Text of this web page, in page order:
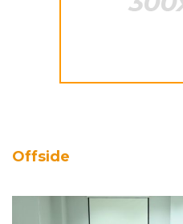
Offside